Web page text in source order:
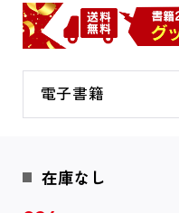
電子書籍
在庫なし